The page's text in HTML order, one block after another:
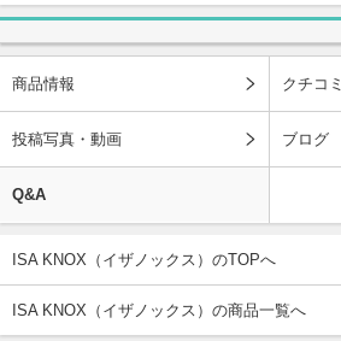
商品情報 クチコミ
投稿写真・動画 ブログ
Q&A
ISA KNOX（イザノックス）のTOPへ
ISA KNOX（イザノックス）の商品一覧へ